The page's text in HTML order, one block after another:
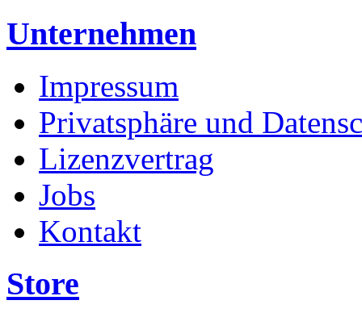
Unternehmen
Impressum
Privatsphäre und
Lizenzvertrag
Jobs
Kontakt
Store